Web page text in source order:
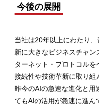
今後の展開
当社は20年以上にわたり
新に大きなビジネスチャ
ターネット・プロトコル
接続性や技術革新に取り組
昨今のAIの急速な進化と用
てもAIの活用が急速に進ん